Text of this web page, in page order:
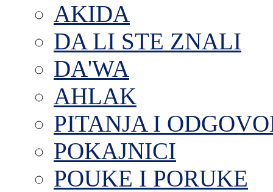
AKIDA
DA LI STE ZNALI
DA'WA
AHLAK
PITANJA I
POKAJNICI
POUKE I PORUKE